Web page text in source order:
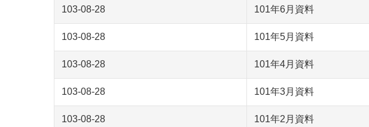
103-08-28 101年6月資料
103-08-28 101年5月資料
103-08-28 101年4月資料
103-08-28 101年3月資料
103-08-28 101年2月資料